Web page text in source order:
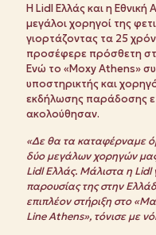
Η Lidl Ελλάς και η
μεγάλοι χορηγοί της
γιορτάζοντας τα 25
προσέφερε πρόσθετη
Ενώ το «Moxy Athens»
υποστηρικτής και
εκδήλωσης παράδοσης
ακολούθησαν.
«Δε θα τα καταφέρναμε
δύο μεγάλων χορηγών
LidlΕλλάς. Μάλιστα ηLidl
παρουσίας της στην
επιπλέον στήριξη στο
LineAthens», τόνισε με